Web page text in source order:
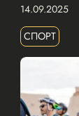
14.09.2025
СПОРТ